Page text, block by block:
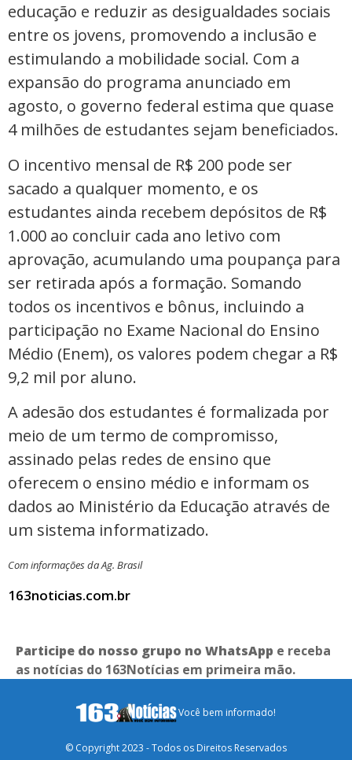
educação e reduzir as desigualdades sociais
entre os jovens, promovendo a inclusão e
estimulando a mobilidade social. Com a
expansão do programa anunciado em
agosto, o governo federal estima que quase
4 milhões de estudantes sejam beneficiados.
O incentivo mensal de R$ 200 pode ser
sacado a qualquer momento, e os
estudantes ainda recebem depósitos de R$
1.000 ao concluir cada ano letivo com
aprovação, acumulando uma poupança para
ser retirada após a formação. Somando
todos os incentivos e bônus, incluindo a
participação no Exame Nacional do Ensino
Médio (Enem), os valores podem chegar a R$
9,2 mil por aluno.
A adesão dos estudantes é formalizada por
meio de um termo de compromisso,
assinado pelas redes de ensino que
oferecem o ensino médio e informam os
dados ao Ministério da Educação através de
um sistema informatizado.
Com informações da Ag. Brasil
163noticias.com.br
Participe do nosso grupo no WhatsApp e receba
as notícias do 163Notícias em primeira mão.
Você bem informado!
© Copyright 2023 - Todos os Direitos Reservados